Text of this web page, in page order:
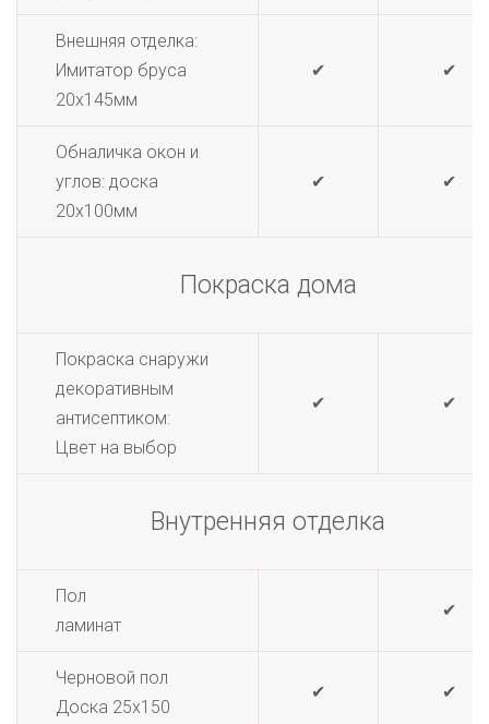
Внешняя отделка:
Имитатор бруса
20х145мм
✔ ✔
Обналичка окон и
углов: доска
20х100мм
✔ ✔
Покраска дома
Покраска снаружи
декоративным
антисептиком:
Цвет на выбор
✔ ✔
Внутренняя отделка
Пол
ламинат
✔
Черновой пол
Доска 25х150
✔ ✔